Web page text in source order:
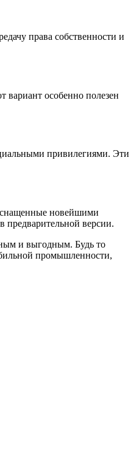
права собственности и
вариант особенно полезен
привилегиями. Эти
новейшими
предварительной версии.
и выгодным. Будь то
промышленности,